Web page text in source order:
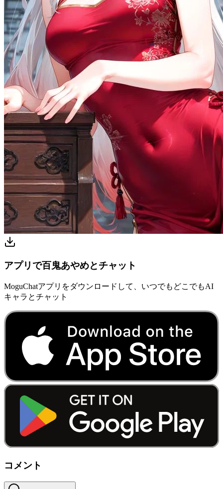
アプリで百鬼あやめとチャット
MoguChatアプリをダウンロードして、いつでもどこでもAI
キャラとチャット
コメント